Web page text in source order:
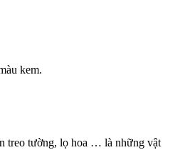
kem.
treo tường, lọ hoa … là những vật